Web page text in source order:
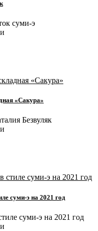
суми-э
«Сакура»
Безвуляк
суми-э на 2021 год
суми-э на 2021 год